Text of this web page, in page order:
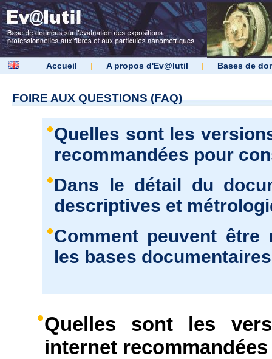
Accueil | A propos d'Ev@lutil | Bases de
FOIRE AUX QUESTIONS (FAQ)
Quelles sont les
recommandées pour
Dans le détail du
descriptives et
Comment peuvent
les bases
Quelles sont les
internet